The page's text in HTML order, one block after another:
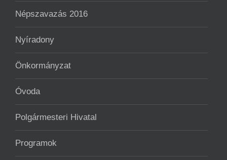
Népszavazás 2016
Nyíradony
Önkormányzat
Óvoda
Polgármesteri Hivatal
Programok